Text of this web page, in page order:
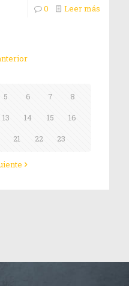
0 Leer más
5 6 7
8
13 14 15
16
21 22 23